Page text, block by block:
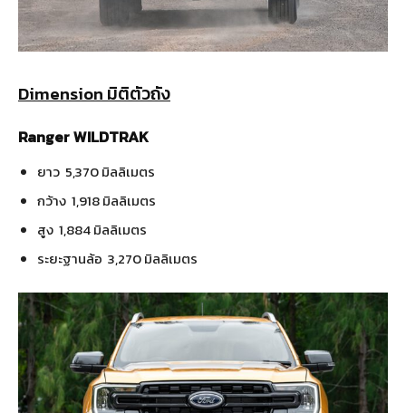
Dimension มิติตัวถัง
Ranger WILDTRAK
ยาว 5,370 มิลลิเมตร
กว้าง 1,918 มิลลิเมตร
สูง 1,884 มิลลิเมตร
ระยะฐานล้อ 3,270 มิลลิเมตร